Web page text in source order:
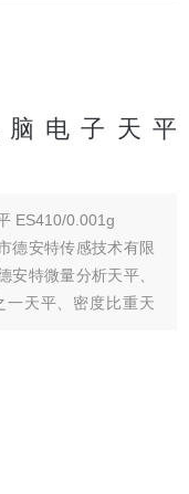
电子天平
ES410/0.001g
德安特传感技术有限
安特微量分析天平、
一天平、密度比重天